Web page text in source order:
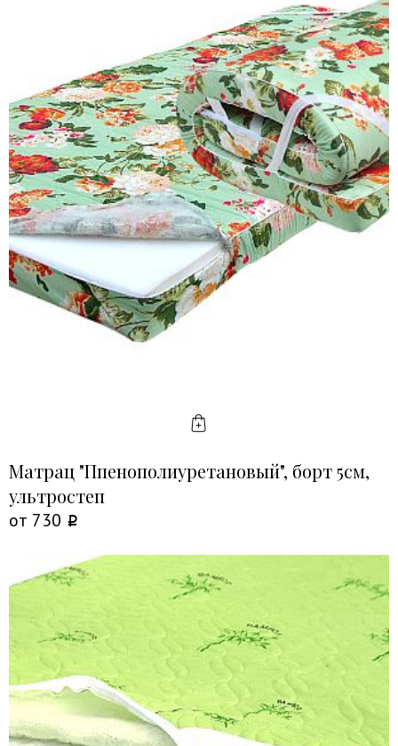
Матрац "Ппенополиуретановый", борт 5см,
ультростеп
от 730